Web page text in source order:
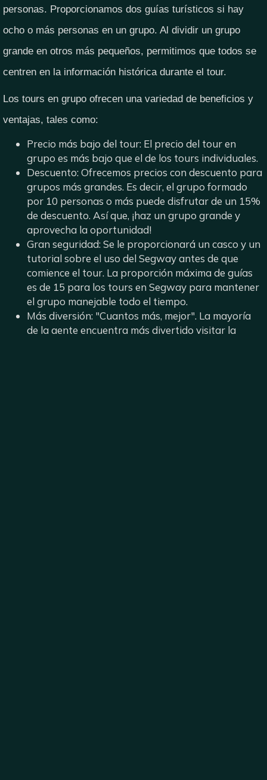
personas. Proporcionamos dos guías turísticos si hay
ocho o más personas en un grupo. Al dividir un grupo
grande en otros más pequeños, permitimos que todos se
centren en la información histórica durante el tour.
Los tours en grupo ofrecen una variedad de beneficios y
ventajas, tales como:
Precio más bajo del tour: El precio del tour en
grupo es más bajo que el de los tours individuales.
Descuento: Ofrecemos precios con descuento para
grupos más grandes. Es decir, el grupo formado
por 10 personas o más puede disfrutar de un 15%
de descuento. Así que, ¡haz un grupo grande y
aprovecha la oportunidad!
Gran seguridad: Se le proporcionará un casco y un
tutorial sobre el uso del Segway antes de que
comience el tour. La proporción máxima de guías
es de 15 para los tours en Segway para mantener
el grupo manejable todo el tiempo.
Más diversión: "Cuantos más, mejor". La mayoría
de la gente encuentra más divertido visitar la